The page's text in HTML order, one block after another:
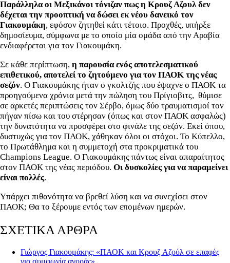
Παράλληλα οι Μεξικάνοι τόνιζαν πως η Κρουζ Αζουλ δεν
δέχεται την προοπτική να δώσει εκ νέου δανεικό τον
Γιακουμάκη, εφόσον ζητηθεί κάτι τέτοιο. Προχθές, υπήρξε
δημοσίευμα, σύμφωνα με το οποίο μία ομάδα από την Αραβία
ενδιαφέρεται για τον Γιακουμάκη.
Σε κάθε περίπτωση, η παρουσία ενός αποτελεσματικού
επιθετικού, αποτελεί το ζητούμενο για τον ΠΑΟΚ της νέας
σεζόν. Ο Γιακουμάκης ήταν ο γκολτζής που έψαχνε ο ΠΑΟΚ τα
προηγούμενα χρόνια μετά την πώληση του Πρίγιοβιτς, θύμισε
σε αρκετές περιπτώσεις τον Σέρβο, όμως δύο τραυματισμοί τον
πήγαν πίσω και του στέρησαν (όπως και στον ΠΑΟΚ ασφαλώς)
την δυνατότητα να προσφέρει στο φινάλε της σεζόν. Εκεί όπου,
δυστυχώς για τον ΠΑΟΚ, χάθηκαν όλοι οι στόχοι. Το Κύπελλο,
το Πρωτάθλημα και η συμμετοχή στα προκριματικά του
Champions League. Ο Γιακουμάκης πάντως είναι απαραίτητος
στον ΠΑΟΚ της νέας περιόδου. Οι δυσκολίες για να παραμείνει
είναι πολλές.
Υπάρχει πιθανότητα να βρεθεί λύση και να συνεχίσει στον
ΠΑΟΚ; Θα το ξέρουμε εντός των επομένων ημερών.
ΣΧΕΤΙΚΑ ΑΡΘΡΑ
Γιώργος Γιακουμάκης: «ΠΑΟΚ και Κρουζ Αζούλ σε επαφές